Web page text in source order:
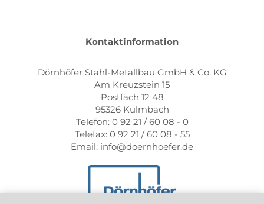
Kontaktinformation
Dörnhöfer Stahl-Metallbau GmbH & Co. KG
Am Kreuzstein 15
Postfach 12 48
95326 Kulmbach
Telefon: 0 92 21 / 60 08 - 0
Telefax: 0 92 21 / 60 08 - 55
Email: info@doernhoefer.de